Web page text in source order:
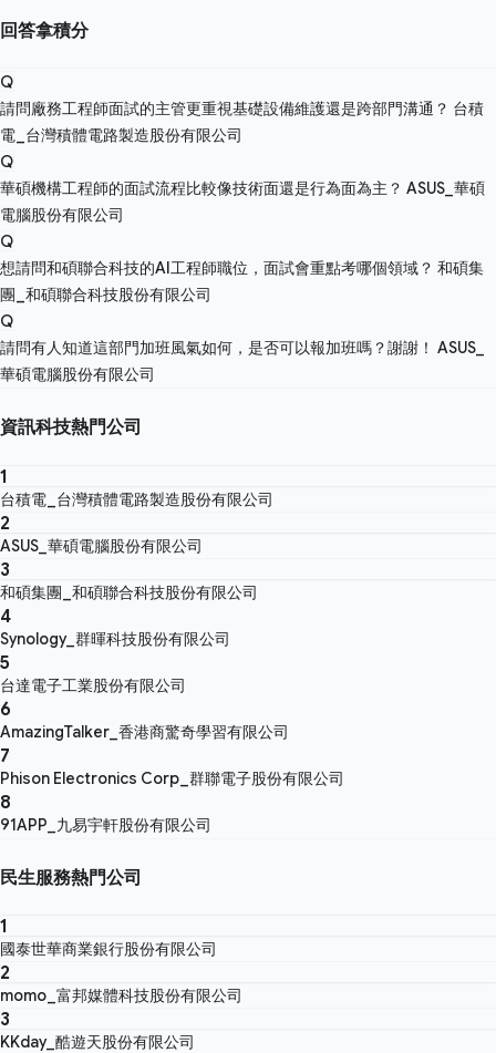
回答拿積分
Q
請問廠務工程師面試的主管更重視基礎設備維護還是跨部門溝通？ 台積
電_台灣積體電路製造股份有限公司
Q
華碩機構工程師的面試流程比較像技術面還是行為面為主？ ASUS_華碩
電腦股份有限公司
Q
想請問和碩聯合科技的AI工程師職位，面試會重點考哪個領域？ 和碩集
團_和碩聯合科技股份有限公司
Q
請問有人知道這部門加班風氣如何，是否可以報加班嗎？謝謝！ ASUS_
華碩電腦股份有限公司
資訊科技熱門公司
1
台積電_台灣積體電路製造股份有限公司
2
ASUS_華碩電腦股份有限公司
3
和碩集團_和碩聯合科技股份有限公司
4
Synology_群暉科技股份有限公司
5
台達電子工業股份有限公司
6
AmazingTalker_香港商驚奇學習有限公司
7
Phison Electronics Corp_群聯電子股份有限公司
8
91APP_九易宇軒股份有限公司
民生服務熱門公司
1
國泰世華商業銀行股份有限公司
2
momo_富邦媒體科技股份有限公司
3
KKday_酷遊天股份有限公司